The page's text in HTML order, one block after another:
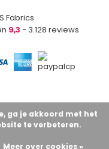
Fabrics
9,3 - 3.128 reviews
ga je akkoord met het
te verbeteren.
Meer over cookies »